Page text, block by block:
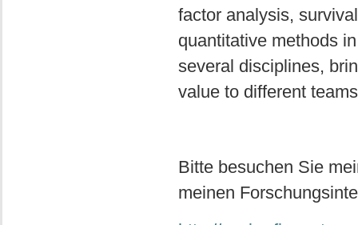
factor analysis,
quantitative methods
several disciplines,
value to different
Bitte besuchen Sie
meinen